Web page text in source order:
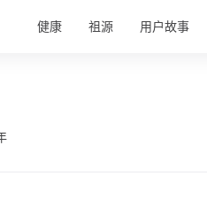
健康 祖源 用户故事